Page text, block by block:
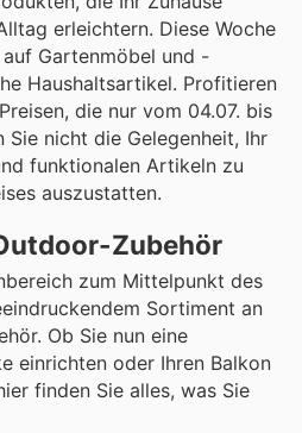
erleichtern. Diese Woche
Gartenmöbel und -
Haushaltsartikel. Profitieren
die nur vom 04.07. bis
Sie nicht die Gelegenheit, Ihr
funktionalen Artikeln zu
auszustatten.
Zubehör
zum Mittelpunkt des
Sortiment an
Ob Sie nun eine
einrichten oder Ihren Balkon
finden Sie alles, was Sie